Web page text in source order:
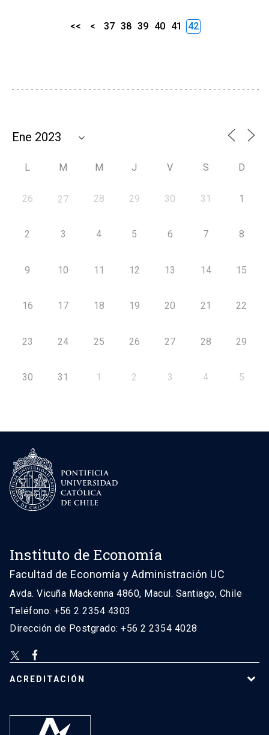
<< < 37 38 39 40 41 42
L M M J V S D
26 27 28 29 30 31 1
2 3 4 5 6 7 8
9 10 11 12 13 14 15
16 17 18 19 20 21 22
23 24 25 26 27 28 29
30 31 1 2 3 4 5
Instituto de Economía
Facultad de Economía y Administración UC
Avda. Vicuña Mackenna 4860, Macul. Santiago, Chile
Teléfono: +56 2 2354 4303
Dirección de Postgrado: +56 2 2354 4028
ACREDITACIÓN